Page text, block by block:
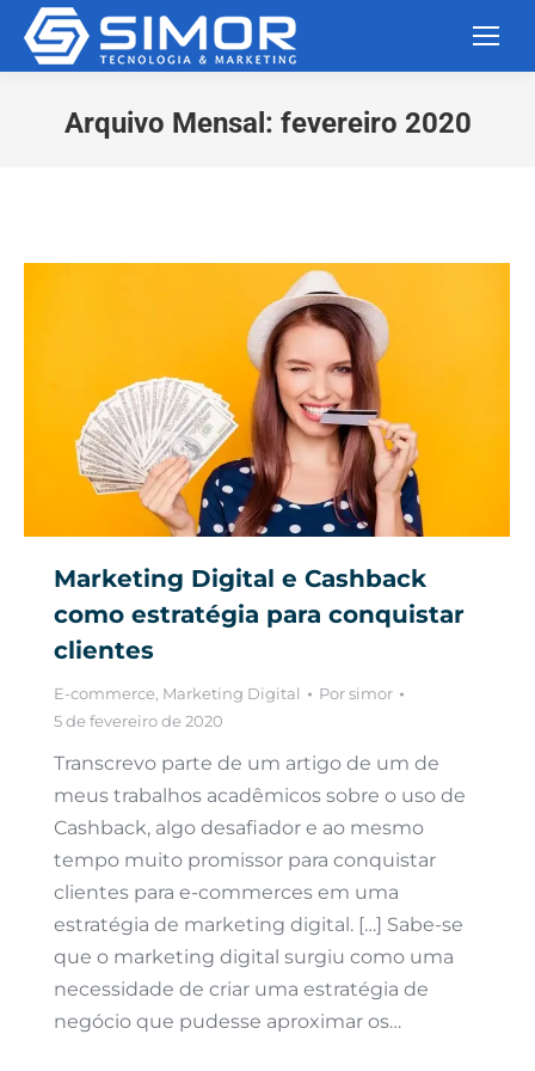
Arquivo Mensal: fevereiro 2020
Marketing Digital e Cashback
como estratégia para conquistar
clientes
E-commerce Marketing Digital Porsimor
5 de fevereiro de 2020
Transcrevo parte de um artigo de um de
meus trabalhos acadêmicos sobre o uso de
Cashback, algo desafiador e ao mesmo
tempo muito promissor para conquistar
clientes para e-commerces em uma
estratégia de marketing digital. […] Sabe-se
que o marketing digital surgiu como uma
necessidade de criar uma estratégia de
negócio que pudesse aproximar os…